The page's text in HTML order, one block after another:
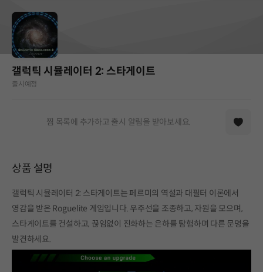
갤럭틱 시뮬레이터 2: 스타게이트
출시예정
찜 목록에 추가하고 출시 알림을 받아보세요.
상품 설명
갤럭틱 시뮬레이터 2: 스타게이트는 페르미의 역설과 대필터 이론에서
영감을 받은 Roguelite 게임입니다. 우주선을 조종하고, 자원을 모으며,
스타게이트를 건설하고, 끊임없이 진화하는 은하를 탐험하며 다른 문명을
발견하세요.